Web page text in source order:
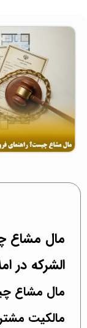
مال مشاع
الشرکه در
مال مشاع
مالکیت